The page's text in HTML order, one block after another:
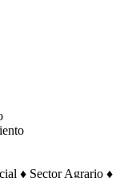
♦ Sector Agrario ♦